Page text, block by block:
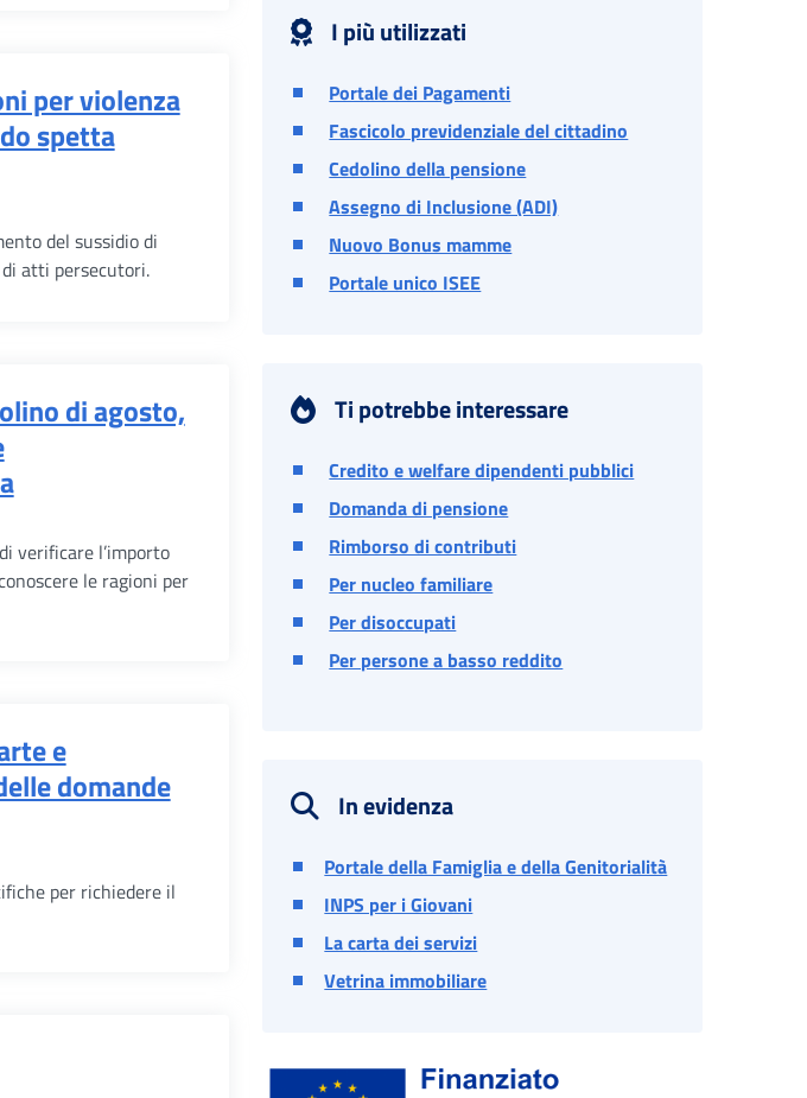
per violenza
spetta
del sussidio di
atti persecutori.
di agosto,
verificare l’importo
le ragioni per
e
domande
per richiedere il
I più utilizzati
Portale dei Pagamenti
Fascicolo previdenziale del cittadino
Cedolino della pensione
Assegno di Inclusione (ADI)
Nuovo Bonus mamme
Portale unico ISEE
Ti potrebbe interessare
Credito e welfare dipendenti pubblici
Domanda di pensione
Rimborso di contributi
Per nucleo familiare
Per disoccupati
Per persone a basso reddito
In evidenza
Portale della Famiglia e della Genitorialità
INPS per i Giovani
La carta dei servizi
Vetrina immobiliare